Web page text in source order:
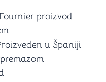
proizvod
u Španiji